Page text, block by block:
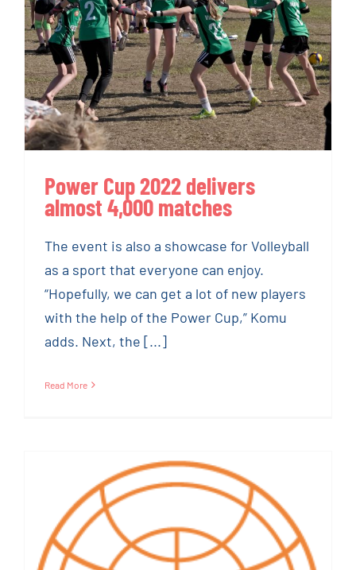
Power Cup 2022 delivers
almost 4,000 matches
Power Cup 2022 delivers
almost 4,000 matches
The event is also a showcase for Volleyball
as a sport that everyone can enjoy.
“Hopefully, we can get a lot of new players
with the help of the Power Cup,” Komu
adds. Next, the [...]
Read More